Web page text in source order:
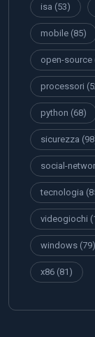
isa (53)
mobile (85)
open-source
processori
python (68)
sicurezza
social-
tecnologia
videogiochi
windows (79)
x86 (81)